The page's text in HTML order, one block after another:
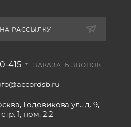
РАССЫЛКУ
415 ЗАКАЗАТЬ ЗВОНОК
Годовикова ул., д. 9,
стр. 1, пом. 2.2